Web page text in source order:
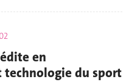
en
du sport